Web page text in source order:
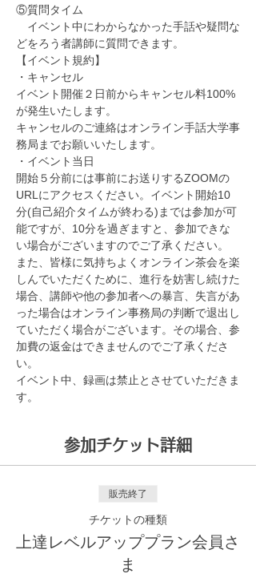
⑤質問タイム
イベント中にわからなかった手話や疑問な
どをろう者講師に質問できます。
【イベント規約】
・キャンセル
イベント開催２日前からキャンセル料100%
が発生いたします。
キャンセルのご連絡はオンライン手話大学事
務局までお願いいたします。
・イベント当日
開始５分前には事前にお送りするZOOMの
URLにアクセスください。イベント開始10
分(自己紹介タイムが終わる)までは参加が可
能ですが、10分を過ぎますと、参加できな
い場合がございますのでご了承ください。
また、皆様に気持ちよくオンライン茶会を楽
しんでいただくために、進行を妨害し続けた
場合、講師や他の参加者への暴言、失言があ
った場合はオンライン事務局の判断で退出し
ていただく場合がございます。その場合、参
加費の返金はできませんのでご了承くださ
い。
イベント中、録画は禁止とさせていただきま
す。
参加チケット詳細
販売終了
チケットの種類
上達レベルアッププラン会員さ
ま